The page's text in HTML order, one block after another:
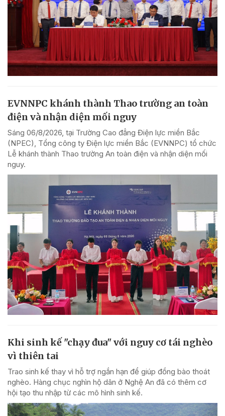
EVNNPC khánh thành Thao trường an toàn
điện và nhận diện mối nguy
Sáng 06/8/2026, tại Trường Cao đẳng Điện lực miền Bắc
(NPEC), Tổng công ty Điện lực miền Bắc (EVNNPC) tổ chức
Lễ khánh thành Thao trường An toàn điện và nhận diện mối
nguy.
Khi sinh kế "chạy đua" với nguy cơ tái nghèo
vì thiên tai
Trao sinh kế thay vì hỗ trợ ngắn hạn để giúp đồng bào thoát
nghèo. Hàng chục nghìn hộ dân ở Nghệ An đã có thêm cơ
hội tạo thu nhập từ các mô hình sinh kế.